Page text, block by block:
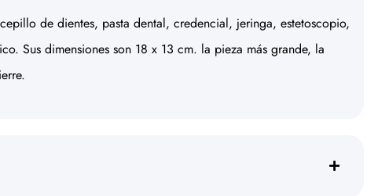
de dientes, pasta dental, credencial, jeringa, estetoscopio,
Sus dimensiones son 18 x 13 cm. la pieza más grande, la